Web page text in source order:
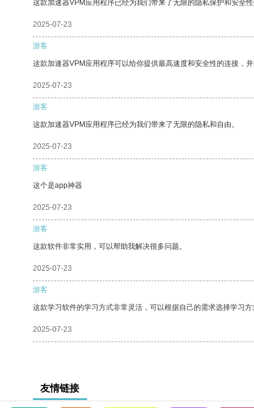
这款加速器VPM应用程序已经为我们带来了无限的隐私保护和安全性
2025-07-23
游客
这款加速器VPM应用程序可以给你提供最高速度和安全性的连接，并
2025-07-23
游客
这款加速器VPM应用程序已经为我们带来了无限的隐私和自由。
2025-07-23
游客
这个是app神器
2025-07-23
游客
这款软件非常实用，可以帮助我解决很多问题。
2025-07-23
游客
这款学习软件的学习方式非常灵活，可以根据自己的需求选择学习
2025-07-23
友情链接